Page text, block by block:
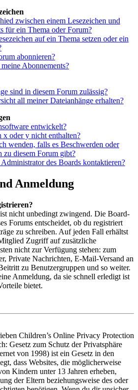
zwischen einem Lesezeichen und
für ein Thema oder Forum?
auf ein Thema setzen oder ein
abonnieren?
Abonnements?
sind in diesem Forum zulässig?
all meiner Dateianhänge erhalten?
entwickelt?
x oder y nicht enthalten?
wenden, falls es Beschwerden oder
zu diesem Forum gibt?
des Boards kontaktieren?
Anmeldung
nicht unbedingt zwingend. Die Board-
Forums entscheidet, ob du registriert
zu schreiben. Auf jeden Fall erhältst
Zugriff auf zusätzliche
nicht zur Verfügung stehen: zum
Private Nachrichten, E-Mail-Versand an
zu Benutzergruppen und so weiter.
Anmeldung, da sie schnell erledigt ist
bietet.
Children’s Online Privacy Protection
Gesetz zum Schutz der Privatsphäre
von 1998) ist ein Gesetz in den
dass Websites, die möglicherweise
Kindern unter 13 Jahren erheben,
der Eltern beziehungsweise des oder